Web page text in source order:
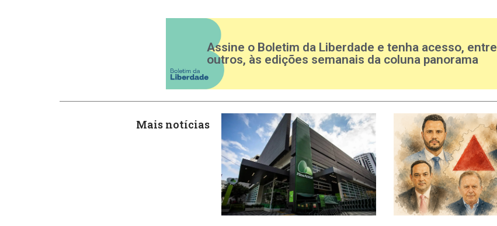
Assine o Boletim da Liberdade e tenha acesso, entre
outros, às edições semanais da coluna panorama
Mais notícias